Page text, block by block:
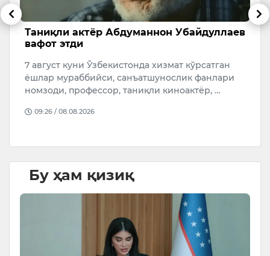
Таниқли актёр Абдуманнон Убайдуллаев
вафот этди
7 август куни Ўзбекистонда хизмат кўрсатган
ёшлар мураббийси, санъатшунослик фанлари
номзоди, профессор, таниқли киноактёр, …
09:26 / 08.08.2026
Бу ҳам қизиқ